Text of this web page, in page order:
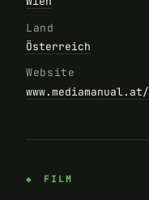
Land
Österreich
Website
www.mediamanual.at/
FILM